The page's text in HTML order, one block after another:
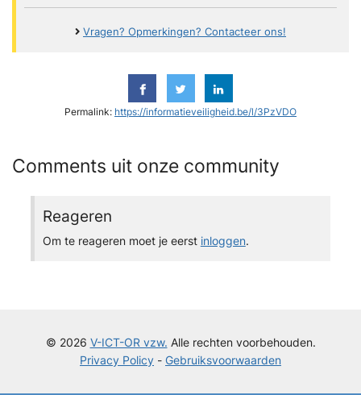
Vragen? Opmerkingen? Contacteer ons!
Permalink: https://informatieveiligheid.be/l/3PzVDO
Comments uit onze community
Reageren
Om te reageren moet je eerst inloggen.
© 2026 V-ICT-OR vzw. Alle rechten voorbehouden.
Privacy Policy - Gebruiksvoorwaarden